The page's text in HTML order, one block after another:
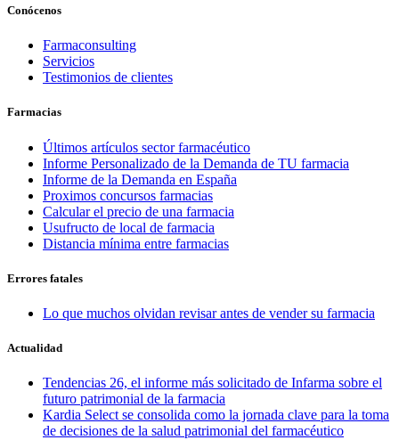
Conócenos
Farmaconsulting
Servicios
Testimonios de clientes
Farmacias
Últimos artículos sector farmacéutico
Informe Personalizado de la Demanda de TU farmacia
Informe de la Demanda en España
Proximos concursos farmacias
Calcular el precio de una farmacia
Usufructo de local de farmacia
Distancia mínima entre farmacias
Errores fatales
Lo que muchos olvidan revisar antes de vender su farmacia
Actualidad
Tendencias 26, el informe más solicitado de Infarma sobre el
futuro patrimonial de la farmacia
Kardia Select se consolida como la jornada clave para la toma
de decisiones de la salud patrimonial del farmacéutico